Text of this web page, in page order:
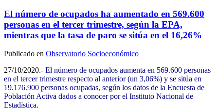
El número de ocupados ha aumentado en 569.600
personas en el tercer trimestre, según la EPA,
mientras que la tasa de paro se sitúa en el 16,26%
Publicado en Observatorio Socioeconómico
27/10/2020.- El número de ocupados aumenta en 569.600 personas
en el tercer trimestre respecto al anterior (un 3,06%) y se sitúa en
19.176.900 personas ocupadas, según los datos de la Encuesta de
Población Activa dados a conocer por el Instituto Nacional de
Estadística.